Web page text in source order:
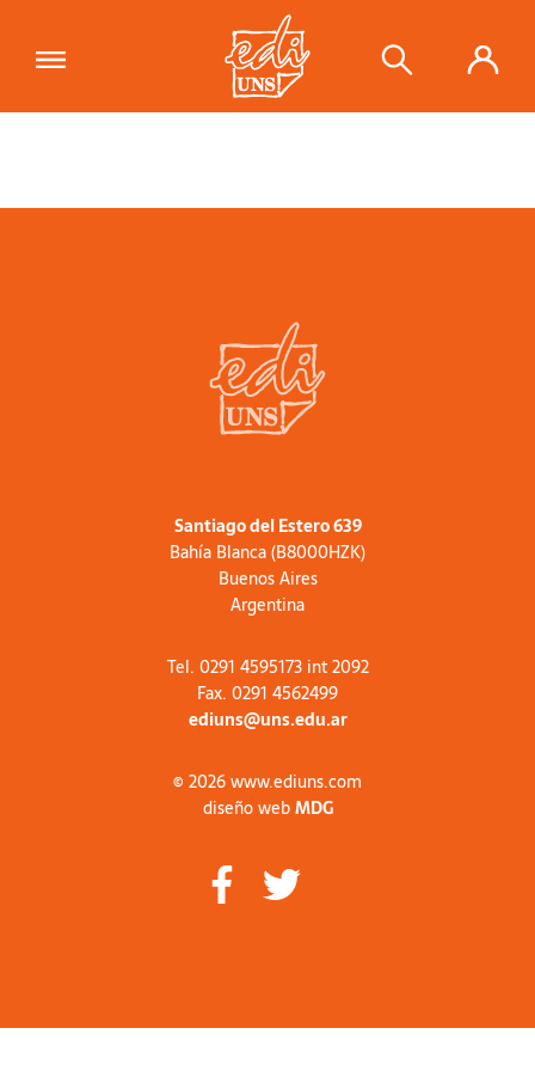
Santiago del Estero 639
Bahía Blanca (B8000HZK)
Buenos Aires
Argentina
Tel. 0291 4595173 int 2092
Fax. 0291 4562499
ediuns@uns.edu.ar
© 2026 www.ediuns.com
diseño webMDG